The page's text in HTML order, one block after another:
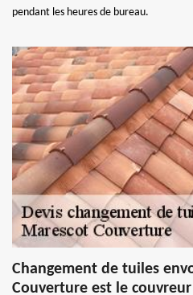
pendant les heures de bureau.
Changement de tuiles
Couverture est le